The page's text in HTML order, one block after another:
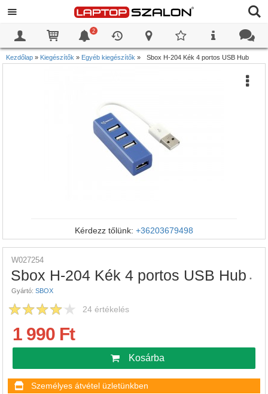
2
Kezdőlap » Kiegészítők » Egyéb kiegészítők » Sbox H-204 Kék 4 portos USB Hub
Kérdezz tőlünk: +36203679498
W027254
Sbox H-204 Kék 4 portos USB Hub •
Gyártó: SBOX
24 értékelés
1 990 Ft
Kosárba
Személyes átvétel üzletünkben
0
0